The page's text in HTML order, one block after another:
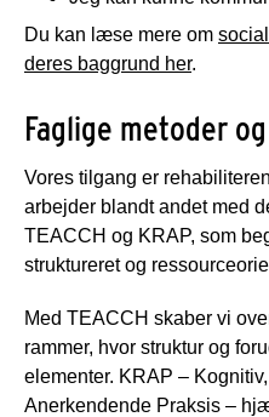
Du kan læse mere om
deres baggrund her.
Faglige metoder
Vores tilgang er
arbejder blandt andet med
TEACCH og KRAP, som
struktureret og
Med TEACCH skaber vi
rammer, hvor struktur og
elementer. KRAP –
Anerkendende Praksis –